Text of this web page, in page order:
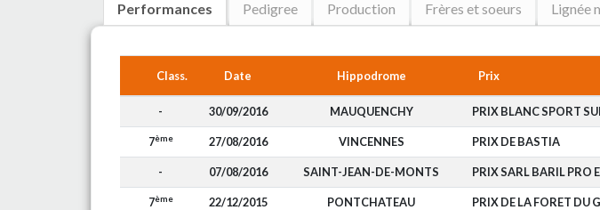
Performances Pedigree Production Frères et soeurs Lignée
Class. Date Hippodrome Prix
- 30/09/2016 MAUQUENCHY PRIX BLANC SPORT
7ème 27/08/2016 VINCENNES PRIX DE BASTIA
- 07/08/2016 SAINT-JEAN-DE-MONTS PRIX SARL BARIL PRO
7ème 22/12/2015 PONTCHATEAU PRIX DE LA FORET DU